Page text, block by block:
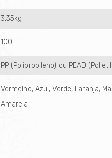
3,35kg
100L
PP (Polipropileno) ou PEAD
Vermelho, Azul, Verde, Laranja,
Amarela,